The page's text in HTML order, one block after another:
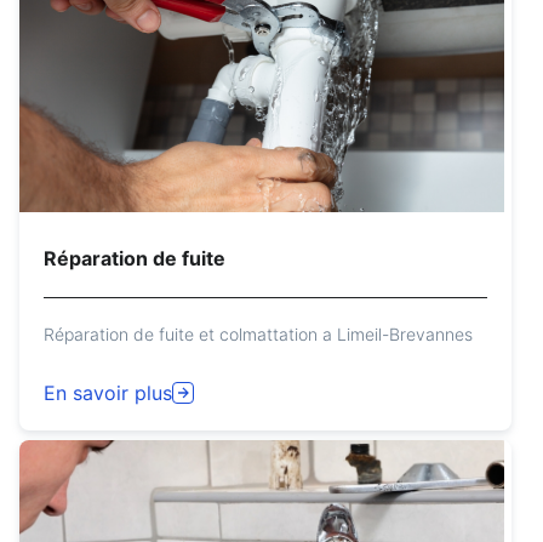
Réparation de fuite
Réparation de fuite et colmattation a Limeil-Brevannes
En savoir plus